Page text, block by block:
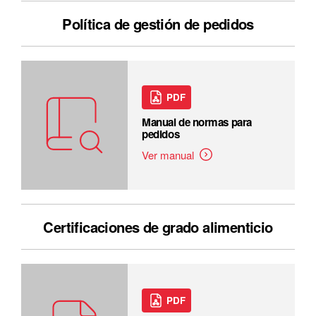
Política de gestión de pedidos
PDF
Manual de normas para
pedidos
Ver manual
Certificaciones de grado alimenticio
PDF